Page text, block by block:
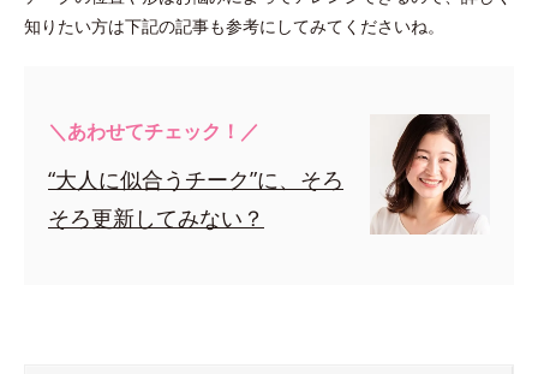
知りたい方は下記の記事も参考にしてみてくださいね。
＼あわせてチェック！／
“大人に似合うチーク”に、そろ
そろ更新してみない？